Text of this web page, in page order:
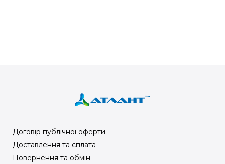
Договір публічної оферти
Доставлення та сплата
Повернення та обмін